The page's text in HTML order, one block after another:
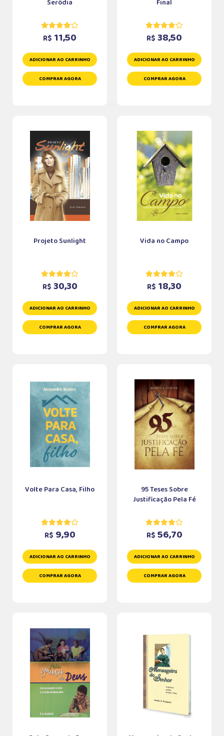
Serôdia
R$ 11,50
ADICIONAR AO CARRINHO
COMPRAR AGORA
Final
R$ 38,50
ADICIONAR AO CARRINHO
COMPRAR AGORA
Projeto Sunlight
R$ 30,30
ADICIONAR AO CARRINHO
COMPRAR AGORA
Vida no Campo
R$ 18,30
ADICIONAR AO CARRINHO
COMPRAR AGORA
Volte Para Casa, Filho
R$ 9,90
ADICIONAR AO CARRINHO
COMPRAR AGORA
95 Teses Sobre
Justificação Pela Fé
R$ 56,70
ADICIONAR AO CARRINHO
COMPRAR AGORA